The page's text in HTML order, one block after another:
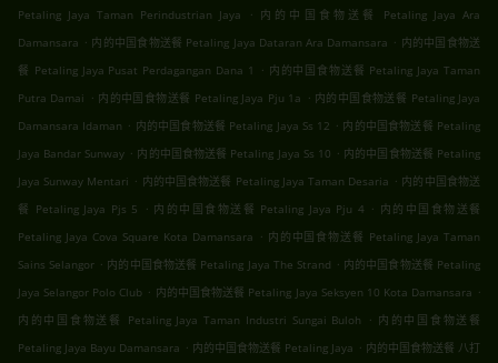
Petaling Jaya Taman Perindustrian Jaya
. 内的中国食物送餐 Petaling Jaya Ara
Damansara . 内的中国食物送餐 Petaling Jaya Dataran Ara Damansara . 内的中国食物送
餐 Petaling Jaya Pusat Perdagangan Dana 1
. 内的中国食物送餐 Petaling Jaya Taman
Putra Damai . 内的中国食物送餐 Petaling Jaya Pju 1a . 内的中国食物送餐 Petaling Jaya
Damansara Idaman . 内的中国食物送餐 Petaling Jaya Ss 12 . 内的中国食物送餐 Petaling
Jaya Bandar Sunway . 内的中国食物送餐 Petaling Jaya Ss 10 . 内的中国食物送餐 Petaling
Jaya Sunway Mentari . 内的中国食物送餐 Petaling Jaya Taman Desaria . 内的中国食物送
餐 Petaling Jaya Pjs 5
. 内的中国食物送餐 Petaling Jaya Pju 4 . 内的中国食物送餐
Petaling Jaya Cova Square Kota Damansara . 内的中国食物送餐 Petaling Jaya Taman
Sains Selangor . 内的中国食物送餐 Petaling Jaya The Strand . 内的中国食物送餐 Petaling
Jaya Selangor Polo Club . 内的中国食物送餐 Petaling Jaya Seksyen 10 Kota Damansara .
内的中国食物送餐 Petaling Jaya Taman Industri Sungai Buloh
. 内的中国食物送餐
Petaling Jaya Bayu Damansara . 内的中国食物送餐 Petaling Jaya . 内的中国食物送餐 八打